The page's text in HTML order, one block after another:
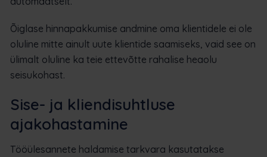
Õiglase hinnapakkumise andmine oma klientidele ei ole
oluline mitte ainult uute klientide saamiseks, vaid see on
ülimalt oluline ka teie ettevõtte rahalise heaolu
seisukohast.
Sise- ja kliendisuhtluse
ajakohastamine
Tööülesannete haldamise tarkvara kasutatakse